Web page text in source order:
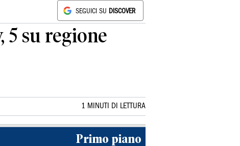
SEGUICI SU DISCOVER
5 su regione
1 MINUTI DI LETTURA
Primo piano